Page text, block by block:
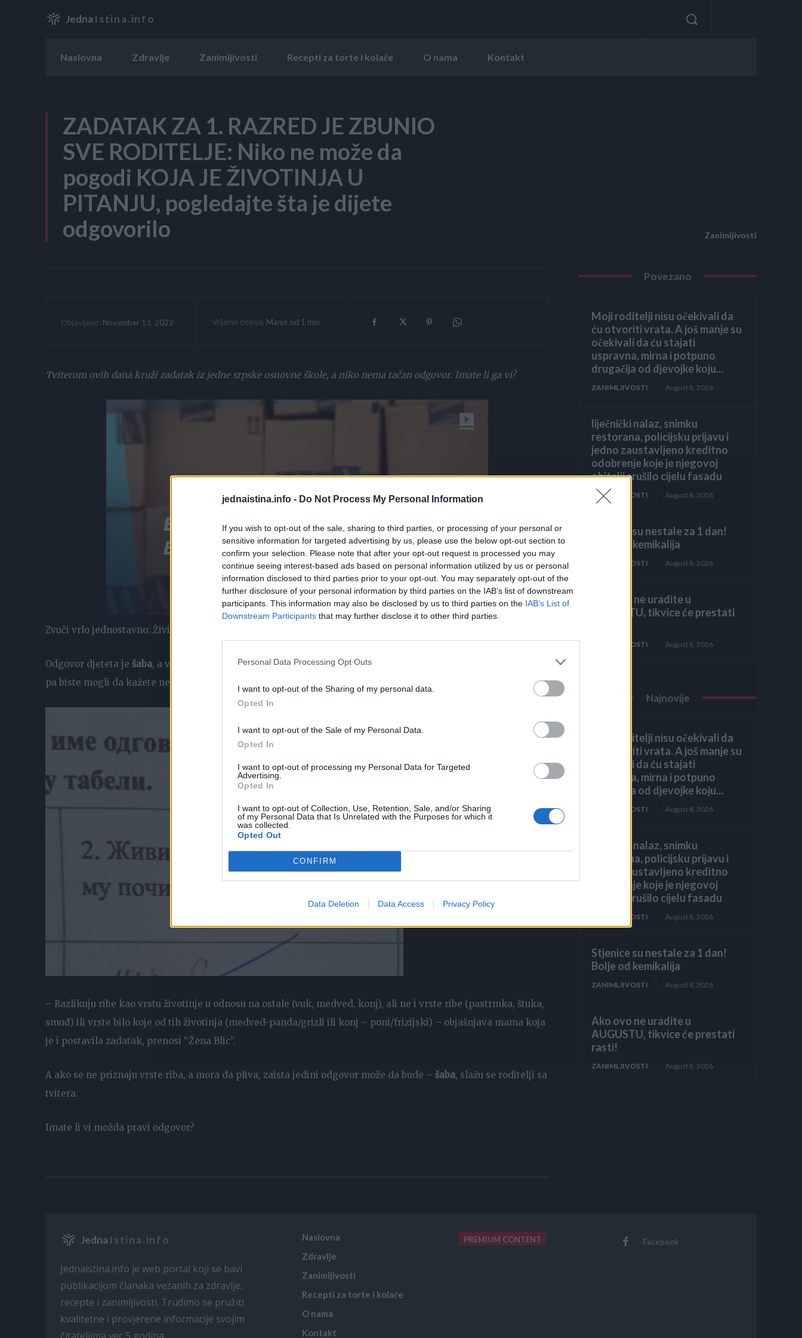
jednaistina.info - Do Not Process My Personal Information
If you wish to opt-out of the sale, sharing to third parties, or processing of your personal or
sensitive information for targeted advertising by us, please use the below opt-out section to
confirm your selection. Please note that after your opt-out request is processed you may
continue seeing interest-based ads based on personal information utilized by us or personal
information disclosed to third parties prior to your opt-out. You may separately opt-out of the
further disclosure of your personal information by third parties on the IAB’s list of downstream
participants. This information may also be disclosed by us to third parties on the IAB’s List of
Downstream Participants that may further disclose it to other third parties.
Personal Data Processing Opt Outs
I want to opt-out of the Sharing of my personal data.
Opted In
I want to opt-out of the Sale of my Personal Data.
Opted In
I want to opt-out of processing my Personal Data for Targeted
Advertising.
Opted In
I want to opt-out of Collection, Use, Retention, Sale, and/or Sharing
of my Personal Data that Is Unrelated with the Purposes for which it
was collected.
Opted Out
CONFIRM
Data Deletion Data Access Privacy Policy
Jedna Istina.info
Naslovna Zdravlje Zanimljivosti Recepti za torte i kolače O nama Kontakt
ZADATAK ZA 1. RAZRED JE ZBUNIO
SVE RODITELJE: Niko ne može da
pogodi KOJA JE ŽIVOTINJA U
PITANJU, pogledajte šta je dijete
odgovorilo
Zanimljivosti
Objavljeno: November 13, 2022 Vrijeme citanja: Manje od 1 min.
Tviterom ovih dana kruži zadatak iz jedne srpske osnovne škole, a niko nema tačan odgovor. Imate li ga vi?
Zvuči vrlo jednostavno: Živi u bari, pliva i ime mu počinje na slovo š.
Odgovor djeteta je šaba, a većina roditelja složiće se sa njim. Jer, iako na prvi pogled zadatak djeluje logično,
pa biste mogli da kažete nešto poput šaran, štuka, šrac, ova mama kaže da zadatak ne priznaje vrste riba.
– Razlikuju ribe kao vrstu životinje u odnosu na ostale (vuk, medved, konj), ali ne i vrste ribe (pastrmka, štuka,
smuđ) ili vrste bilo koje od tih životinja (medved-panda/grizli ili konj – poni/frizijski) – objašnjava mama koja
je i postavila zadatak, prenosi “Žena Blic”.
A ako se ne priznaju vrste riba, a mora da pliva, zaista jedini odgovor može da bude – šaba, slažu se roditelji sa
tvitera.
Imate li vi možda pravi odgovor?
Povezano
Moji roditelji nisu očekivali da
ću otvoriti vrata. A još manje su
očekivali da ću stajati
uspravna, mirna i potpuno
drugačija od djevojke koju...
ZANIMLJIVOSTI August 8, 2026
liječnički nalaz, snimku
restorana, policijsku prijavu i
jedno zaustavljeno kreditno
odobrenje koje je njegovoj
obitelji srušilo cijelu fasadu
ZANIMLJIVOSTI August 8, 2026
Stjenice su nestale za 1 dan!
Bolje od kemikalija
ZANIMLJIVOSTI August 8, 2026
Ako ovo ne uradite u
AUGUSTU, tikvice će prestati
ZANIMLJIVOSTI August 8, 2026
Najnovije
Moji roditelji nisu očekivali da
ću otvoriti vrata. A još manje su
očekivali da ću stajati
uspravna, mirna i potpuno
drugačija od djevojke koju...
ZANIMLJIVOSTI August 8, 2026
liječnički nalaz, snimku
restorana, policijsku prijavu i
jedno zaustavljeno kreditno
odobrenje koje je njegovoj
obitelji srušilo cijelu fasadu
ZANIMLJIVOSTI August 8, 2026
Stjenice su nestale za 1 dan!
Bolje od kemikalija
ZANIMLJIVOSTI August 8, 2026
Ako ovo ne uradite u
AUGUSTU, tikvice će prestati
rasti!
ZANIMLJIVOSTI August 8, 2026
Jedna Istina.info
Jednaistina.info je web portal koji se bavi
publikacijom članaka vezanih za zdravlje,
recepte i zanimljivosti. Trudimo se pružiti
kvalitetne i provjerene informacije svojim
čitateljima vec 5 godina.
Naslovna
Zdravlje
Zanimljivosti
Recepti za torte i kolače
O nama
Kontakt
PREMIUM CONTENT Facebook